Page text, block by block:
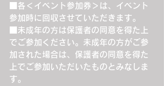
■各＜イベント参加券＞は、イベント
参加時に回収させていただきます。
■未成年の方は保護者の同意を得た上
でご参加ください。未成年の方がご参
加された場合は、保護者の同意を得た
上でご参加いただいたものとみなしま
す。